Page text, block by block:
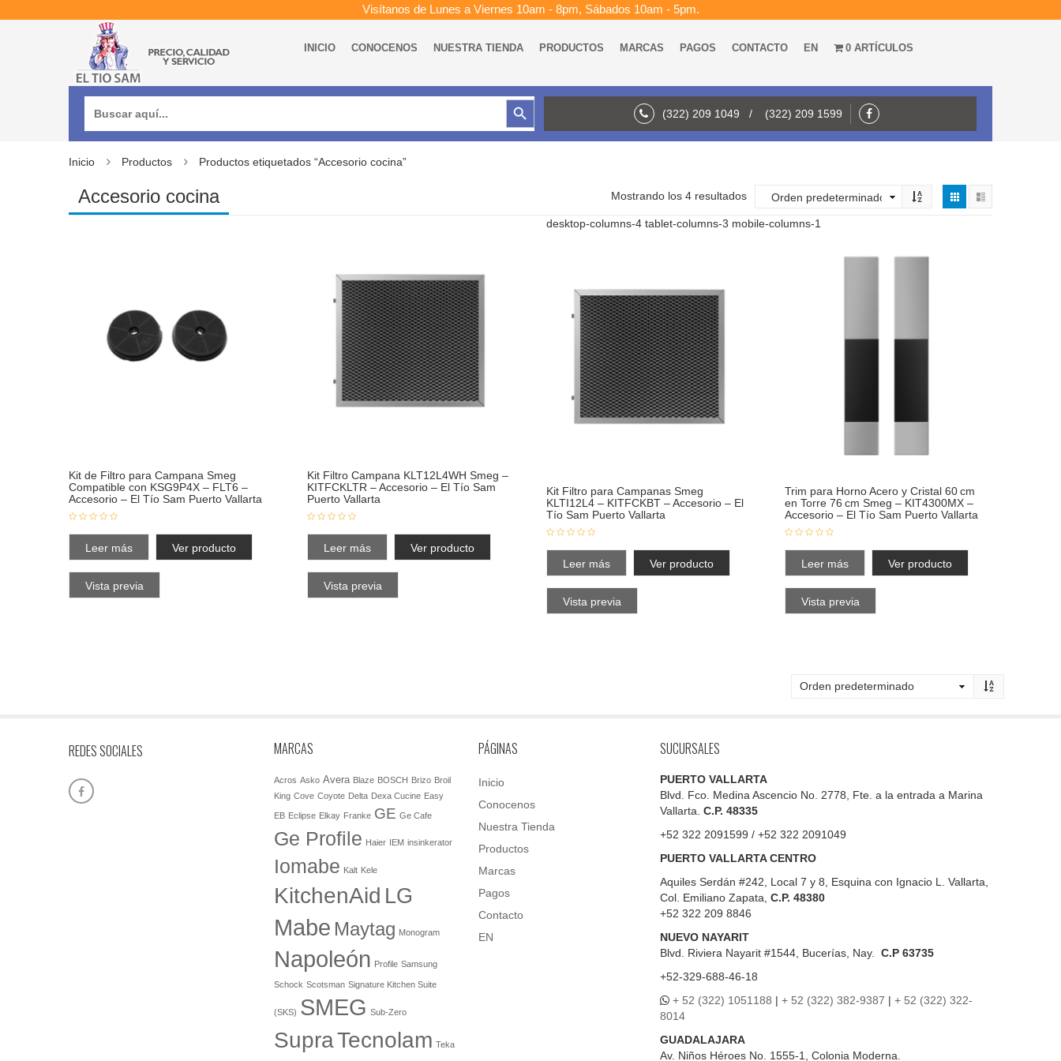
Visítanos de Lunes a Viernes 10am - 8pm, Sábados 10am - 5pm.
INICIO CONOCENOS NUESTRA TIENDA PRODUCTOS MARCAS PAGOS CONTACTO EN 0 ARTÍCULOS
Botón de búsqueda
(322) 209 1049 / (322) 209 1599
Inicio Productos Productos etiquetados “Accesorio cocina”
Accesorio cocina Mostrando los 4 resultados
desktop-columns-4 tablet-columns-3 mobile-columns-1
Kit de Filtro para Campana Smeg
Compatible con KSG9P4X – FLT6 –
Accesorio – El Tío Sam Puerto Vallarta
Leer más Ver producto
Vista previa
Kit Filtro Campana KLT12L4WH Smeg –
KITFCKLTR – Accesorio – El Tío Sam
Puerto Vallarta
Leer más Ver producto
Vista previa
Kit Filtro para Campanas Smeg
KLTI12L4 – KITFCKBT – Accesorio – El
Tío Sam Puerto Vallarta
Leer más Ver producto
Vista previa
Trim para Horno Acero y Cristal 60 cm
en Torre 76 cm Smeg – KIT4300MX –
Accesorio – El Tío Sam Puerto Vallarta
Leer más Ver producto
Vista previa
REDES SOCIALES MARCAS
Acros Asko Avera Blaze BOSCH Brizo Broil
King Cove Coyote Delta Dexa Cucine Easy
EB Eclipse Elkay Franke GE Ge Cafe
Ge Profile Haier IEM insinkerator
Iomabe Kalt Kele
KitchenAid LG
Mabe Maytag Monogram
Napoleón Profile Samsung
Schock Scotsman Signature Kitchen Suite
(SKS) SMEG Sub-Zero
SupraTecnolam Teka
PÁGINAS
Inicio
Conocenos
Nuestra Tienda
Productos
Marcas
Pagos
Contacto
EN
SUCURSALES
PUERTO VALLARTA
Blvd. Fco. Medina Ascencio No. 2778, Fte. a la entrada a Marina
Vallarta. C.P. 48335
+52 322 2091599 / +52 322 2091049
PUERTO VALLARTA CENTRO
Aquiles Serdán #242, Local 7 y 8, Esquina con Ignacio L. Vallarta,
Col. Emiliano Zapata, C.P. 48380
+52 322 209 8846
NUEVO NAYARIT
Blvd.
Riviera Nayarit #1544, Bucerías, Nay. C.P 63735
+52-329-688-46-18
+ 52 (322) 1051188 | + 52 (322) 382-9387 | + 52 (322) 322-
8014
GUADALAJARA
Av. Niños Héroes No. 1555-1, Colonia Moderna.